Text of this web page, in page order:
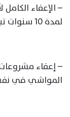
– الإعفاء
لمدة 10 سنوات تبدأ من تاريخ إعتبار الأرض مُنتجة.
– إعفاء مشروعات
المواشي في نفس